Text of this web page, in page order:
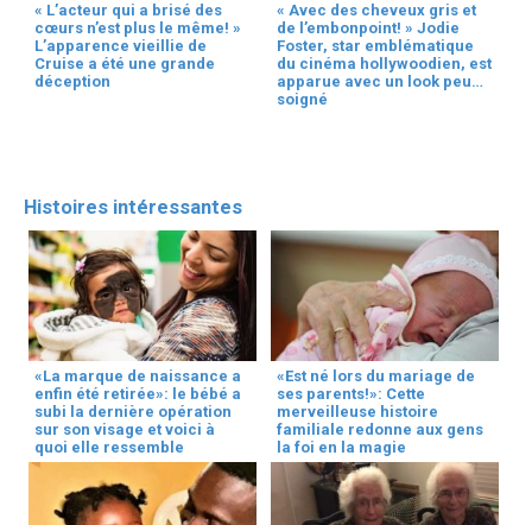
« L’acteur qui a brisé des
cœurs n’est plus le même! »
L’apparence vieillie de
Cruise a été une grande
déception
« Avec des cheveux gris et
de l’embonpoint! » Jodie
Foster, star emblématique
du cinéma hollywoodien, est
apparue avec un look peu
soigné
Histoires intéressantes
«La marque de naissance a
enfin été retirée»: le bébé a
subi la dernière opération
sur son visage et voici à
quoi elle ressemble
«Est né lors du mariage de
ses parents!»: Cette
merveilleuse histoire
familiale redonne aux gens
la foi en la magie